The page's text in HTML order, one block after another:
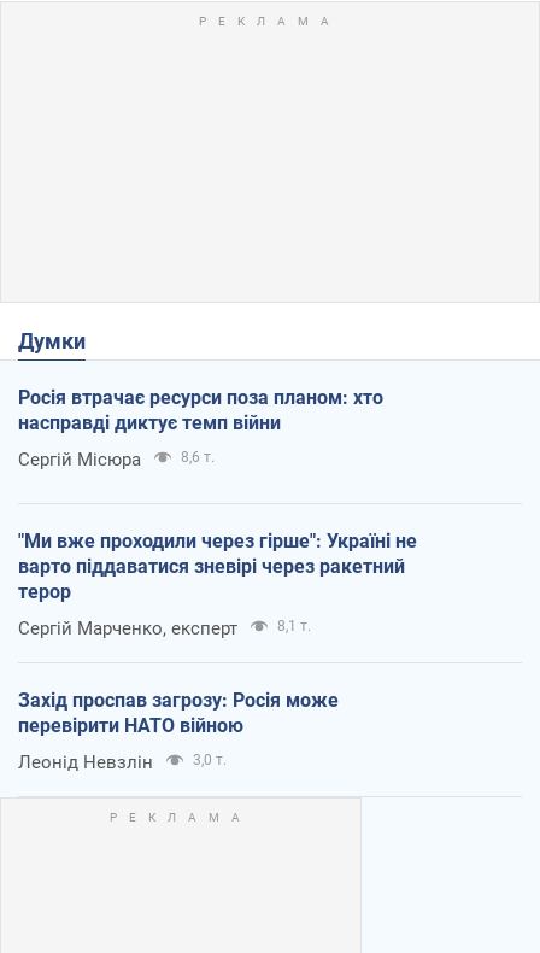
Думки
Росія втрачає ресурси поза планом: хто
насправді диктує темп війни
Сергій Місюра 8,6 т.
"Ми вже проходили через гірше": Україні не
варто піддаватися зневірі через ракетний
терор
Сергій Марченко, експерт 8,1 т.
Захід проспав загрозу: Росія може
перевірити НАТО війною
Леонід Невзлін 3,0 т.